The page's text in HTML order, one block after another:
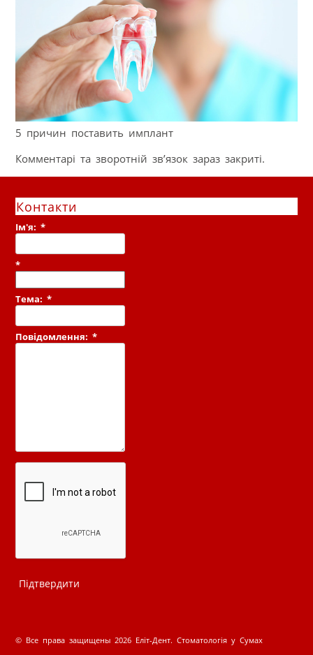
5 причин поставить имплант
Комментарі та зворотній зв’язок зараз закриті.
Контакти
Ім'я:*
*
Тема:*
Повідомлення:*
© Все права защищены 2026 Еліт-Дент. Стоматологія у Сумах